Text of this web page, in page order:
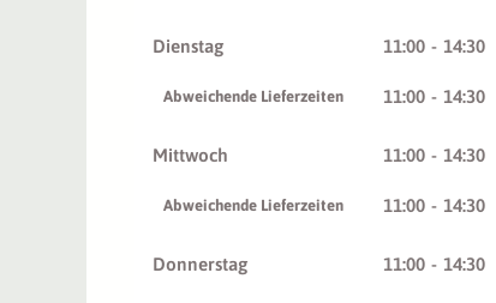
Dienstag 11:00 - 14:30
Abweichende Lieferzeiten 11:00 - 14:30
Mittwoch 11:00 - 14:30
Abweichende Lieferzeiten 11:00 - 14:30
Donnerstag 11:00 - 14:30